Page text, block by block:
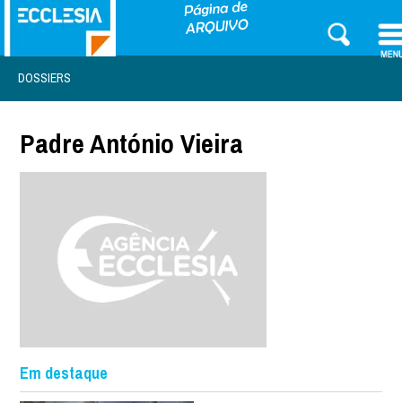
DOSSIERS
Padre António Vieira
Em destaque